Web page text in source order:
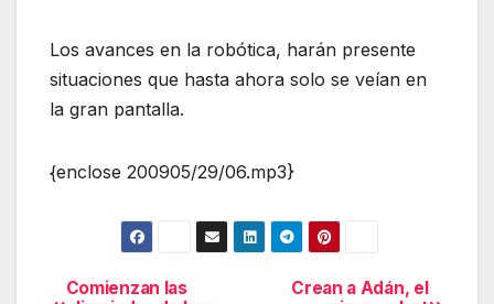
Los avances en la robótica, harán presente
situaciones que hasta ahora solo se veían en
la gran pantalla.
{enclose 200905/29/06.mp3}
Crean a Adán, el
Comienzan las